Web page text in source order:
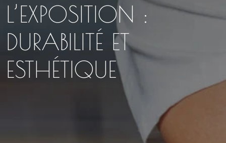
L’EXPOSITION :
DURABILITÉ ET
ESTHÉTIQUE